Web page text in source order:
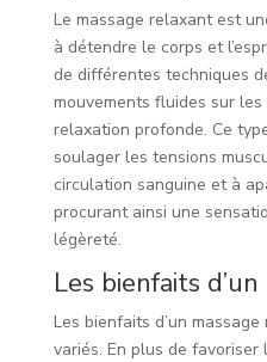
Le massage relaxant est
à détendre le corps et
de différentes techniques
mouvements fluides sur
relaxation profonde. Ce
soulager les tensions
circulation sanguine et à
procurant ainsi une
légèreté.
Les bienfaits
Les bienfaits d’un
variés. En plus de